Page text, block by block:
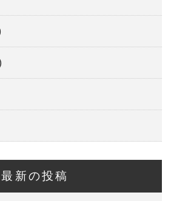
最新の投稿